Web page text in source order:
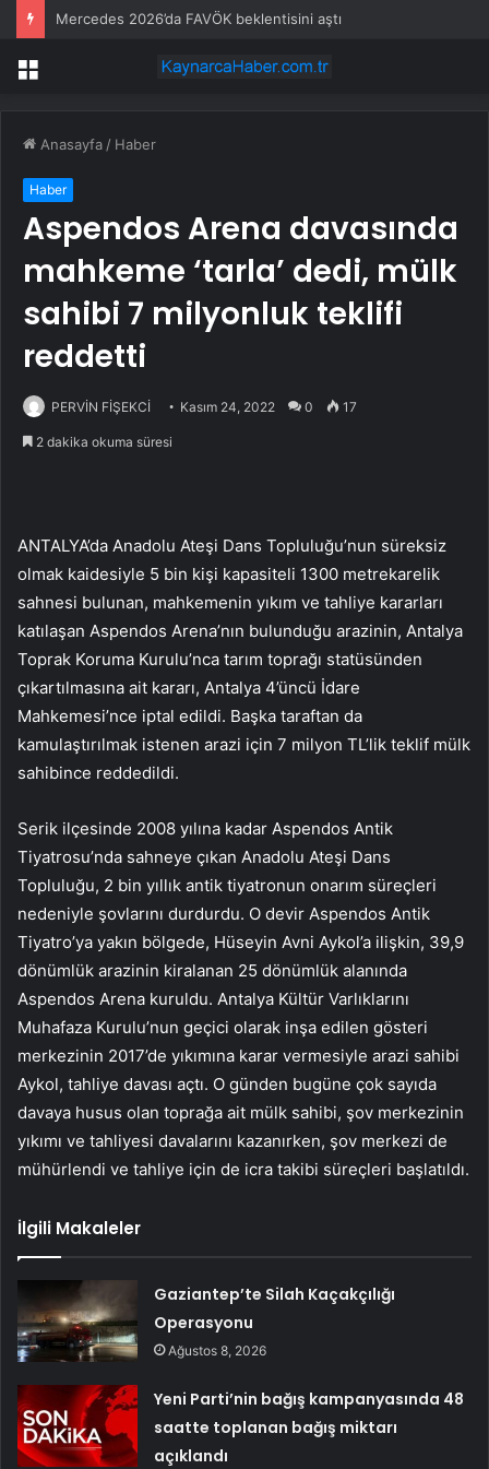
Mercedes 2026’da FAVÖK beklentisini aştı
Menü
Anasayfa / Haber
Haber
Aspendos Arena davasında
mahkeme ‘tarla’ dedi, mülk
sahibi 7 milyonluk teklifi
reddetti
PERVİN FİŞEKCİ Kasım 24, 2022 0 17
2 dakika okuma süresi
ANTALYA’da Anadolu Ateşi Dans Topluluğu’nun süreksiz
olmak kaidesiyle 5 bin kişi kapasiteli 1300 metrekarelik
sahnesi bulunan, mahkemenin yıkım ve tahliye kararları
katılaşan Aspendos Arena’nın bulunduğu arazinin, Antalya
Toprak Koruma Kurulu’nca tarım toprağı statüsünden
çıkartılmasına ait kararı, Antalya 4’üncü İdare
Mahkemesi’nce iptal edildi. Başka taraftan da
kamulaştırılmak istenen arazi için 7 milyon TL’lik teklif mülk
sahibince reddedildi.
Serik ilçesinde 2008 yılına kadar Aspendos Antik
Tiyatrosu’nda sahneye çıkan Anadolu Ateşi Dans
Topluluğu, 2 bin yıllık antik tiyatronun onarım süreçleri
nedeniyle şovlarını durdurdu. O devir Aspendos Antik
Tiyatro’ya yakın bölgede, Hüseyin Avni Aykol’a ilişkin, 39,9
dönümlük arazinin kiralanan 25 dönümlük alanında
Aspendos Arena kuruldu. Antalya Kültür Varlıklarını
Muhafaza Kurulu’nun geçici olarak inşa edilen gösteri
merkezinin 2017’de yıkımına karar vermesiyle arazi sahibi
Aykol, tahliye davası açtı. O günden bugüne çok sayıda
davaya husus olan toprağa ait mülk sahibi, şov merkezinin
yıkımı ve tahliyesi davalarını kazanırken, şov merkezi de
mühürlendi ve tahliye için de icra takibi süreçleri başlatıldı.
İlgili Makaleler
Gaziantep’te Silah Kaçakçılığı
Operasyonu
Ağustos 8, 2026
Yeni Parti’nin bağış kampanyasında 48
saatte toplanan bağış miktarı
açıklandı